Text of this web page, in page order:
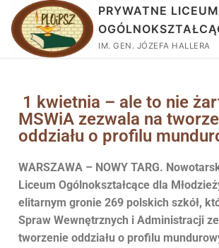
PRYWATNE LICEUM
IM. GEN. JÓZEFA HALLERA
1 kwietnia – ale to nie
MSWiA zezwala na
oddziału o profilu
WARSZAWA – NOWY TARG.
Liceum Ogólnokształcące dla
elitarnym gronie 269 polskich szkół,
Spraw Wewnętrznych i Administracji
tworzenie oddziału o profilu